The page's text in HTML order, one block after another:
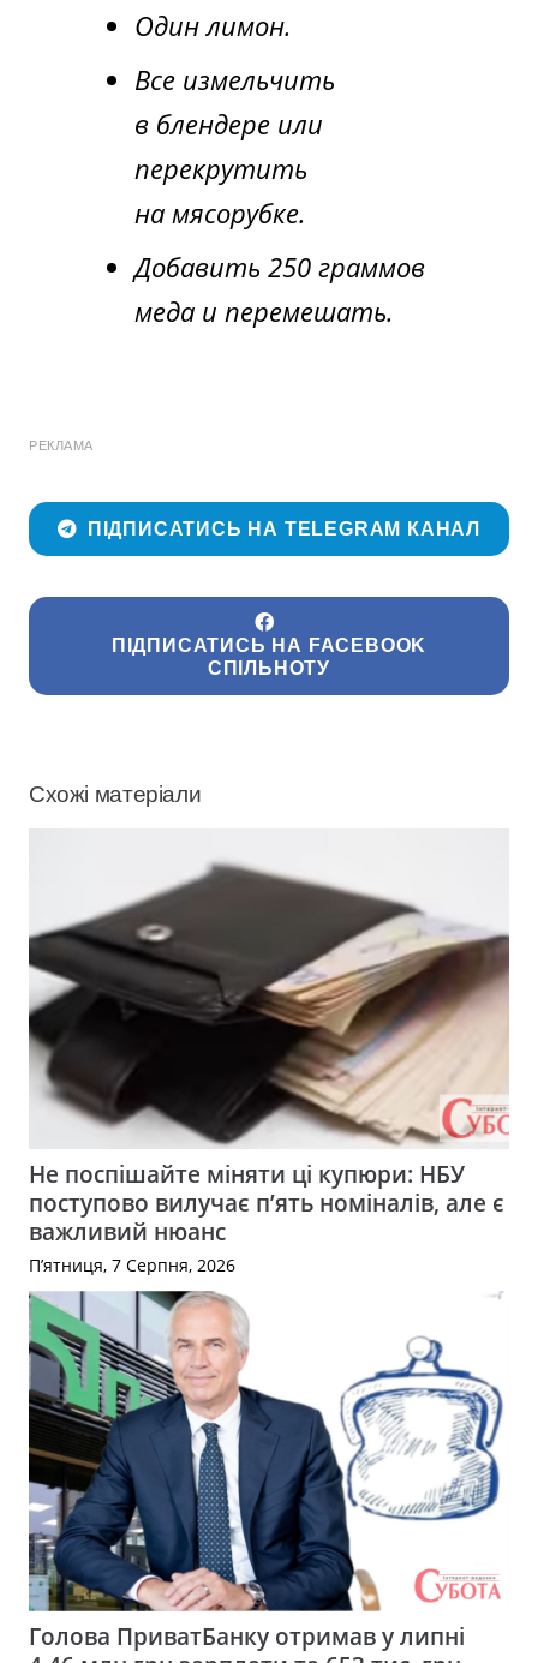
Один лимон.
Все измельчить
в блендере или
перекрутить
на мясорубке.
Добавить 250 граммов
меда и перемешать.
РЕКЛАМА
ПІДПИСАТИСЬ НА TELEGRAM КАНАЛ
ПІДПИСАТИСЬ НА FACEBOOK
СПІЛЬНОТУ
Схожі матеріали
Не поспішайте міняти ці купюри: НБУ
поступово вилучає п’ять номіналів, але є
важливий нюанс
П’ятниця, 7 Серпня, 2026
Голова ПриватБанку отримав у липні